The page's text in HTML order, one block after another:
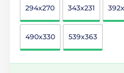
294x270 343x231
490x330 539x363